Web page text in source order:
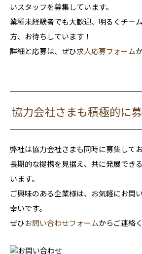
いスタッフを募集しています。
業種未経験者でも大歓迎、明るくチー
方、お待ちしています！
詳細と応募は、ぜひ求人応募フォーム
協力会社さまも積極的に
弊社は協力会社さまも同時に募集してお
長期的な提携を見据え、共に発展でき
います。
ご興味のある企業様は、お気軽にお問
幸いです。
ぜひお問い合わせフォームからご連絡